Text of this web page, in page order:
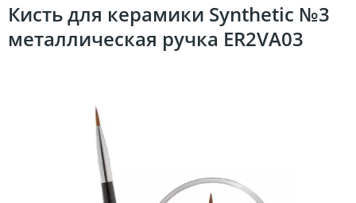
Кисть для керамики Synthetic №3
металлическая ручка ER2VA03